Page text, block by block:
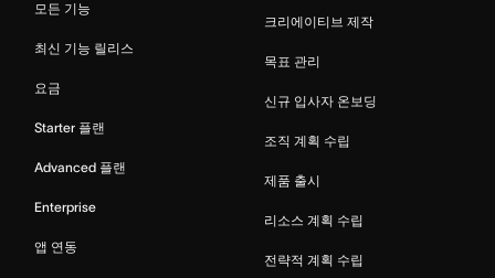
모든 기능
최신 기능 릴리스
요금
Starter 플랜
Advanced 플랜
Enterprise
앱 연동
크리에이티브 제작
목표 관리
신규 입사자 온보딩
조직 계획 수립
제품 출시
리소스 계획 수립
전략적 계획 수립